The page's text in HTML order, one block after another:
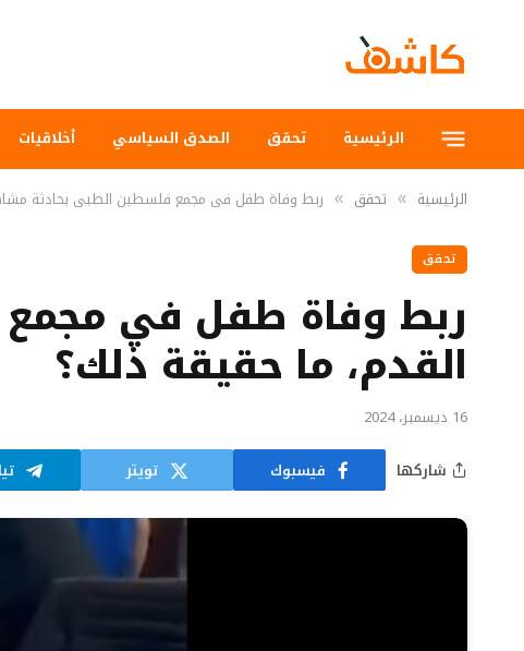
الرئيسية تحقق الصدق السياسي أخلاقيات
الرئيسية » تحقق » ربط وفاة طفل في مجمع فلسطين الطبي بحادثة
تحقق
ربط وفاة طفل في مجمع
القدم، ما حقيقة ذلك؟
16 ديسمبر، 2024
شاركها
فيسبوك تويتر